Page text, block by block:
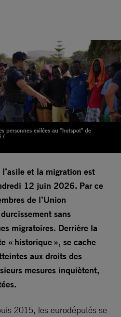
personnes exilées au "hotspot" de
/
et la migration est
12 juin 2026. Par ce
de l’Union
sans
migratoires. Derrière la
« historique », se cache
aux droits des
mesures inquiètent,
2015, les eurodéputés se